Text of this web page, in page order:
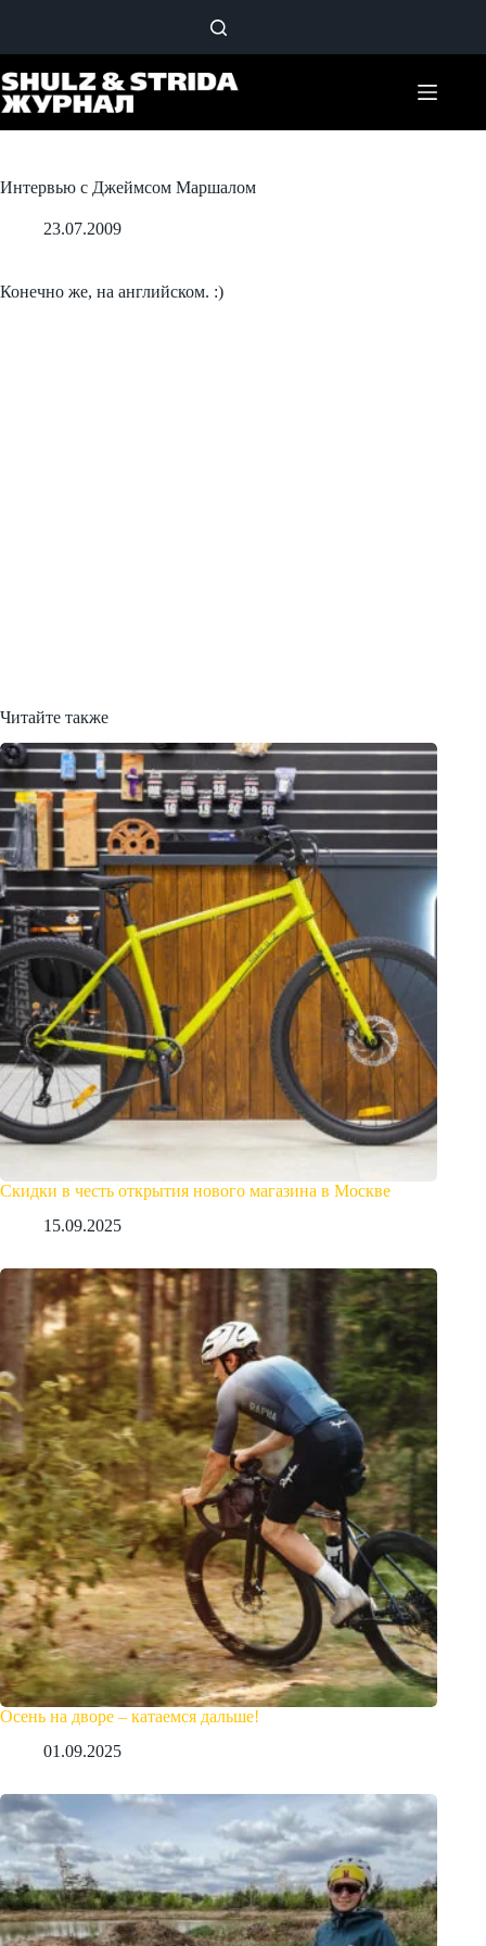
Интервью с Джеймсом Маршалом
23.07.2009
Конечно же, на английском. :)
Читайте также
Скидки в честь открытия нового магазина в Москве
15.09.2025
Осень на дворе – катаемся дальше!
01.09.2025